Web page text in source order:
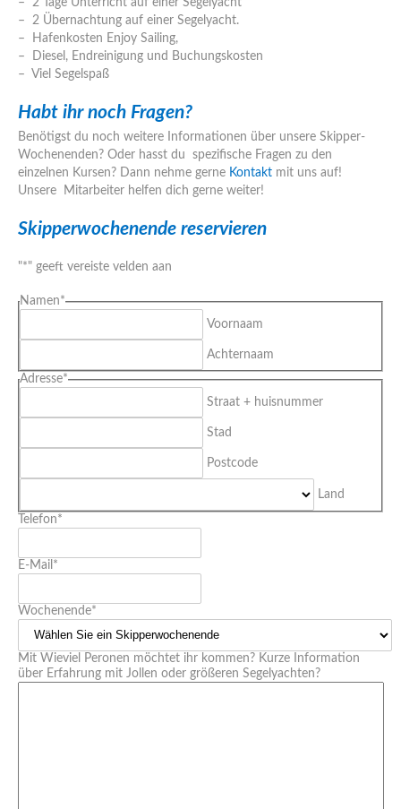
– 2 Tage Unterricht auf einer Segelyacht
– 2 Übernachtung auf einer Segelyacht.
– Hafenkosten Enjoy Sailing,
– Diesel, Endreinigung und Buchungskosten
– Viel Segelspaß
Habt ihr noch Fragen?
Benötigst du noch weitere Informationen über unsere Skipper-
Wochenenden? Oder hasst du spezifische Fragen zu den
einzelnen Kursen? Dann nehme gerne Kontakt mit uns auf!
Unsere Mitarbeiter helfen dich gerne weiter!
Skipperwochenende reservieren
"*" geeft vereiste velden aan
Namen*
Voornaam
Achternaam
Adresse*
Straat + huisnummer
Stad
Postcode
Land
Telefon*
E-Mail *
Wochenende*
Mit Wieviel Peronen möchtet ihr kommen? Kurze Information
über Erfahrung mit Jollen oder größeren Segelyachten?